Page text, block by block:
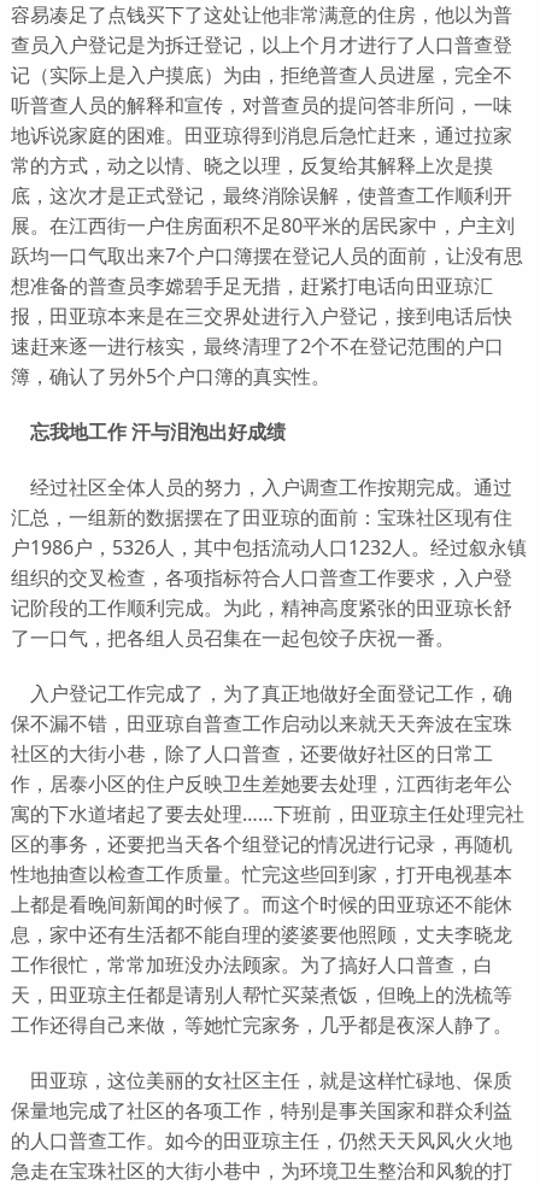
容易凑足了点钱买下了这处让他非常满意的住房，他以为普
查员入户登记是为拆迁登记，以上个月才进行了人口普查登
记（实际上是入户摸底）为由，拒绝普查人员进屋，完全不
听普查人员的解释和宣传，对普查员的提问答非所问，一味
地诉说家庭的困难。田亚琼得到消息后急忙赶来，通过拉家
常的方式，动之以情、晓之以理，反复给其解释上次是摸
底，这次才是正式登记，最终消除误解，使普查工作顺利开
展。在江西街一户住房面积不足80平米的居民家中，户主刘
跃均一口气取出来7个户口簿摆在登记人员的面前，让没有思
想准备的普查员李嫦碧手足无措，赶紧打电话向田亚琼汇
报，田亚琼本来是在三交界处进行入户登记，接到电话后快
速赶来逐一进行核实，最终清理了2个不在登记范围的户口
簿，确认了另外5个户口簿的真实性。
忘我地工作 汗与泪泡出好成绩
经过社区全体人员的努力，入户调查工作按期完成。通过
汇总，一组新的数据摆在了田亚琼的面前：宝珠社区现有住
户1986户，5326人，其中包括流动人口1232人。经过叙永镇
组织的交叉检查，各项指标符合人口普查工作要求，入户登
记阶段的工作顺利完成。为此，精神高度紧张的田亚琼长舒
了一口气，把各组人员召集在一起包饺子庆祝一番。
入户登记工作完成了，为了真正地做好全面登记工作，确
保不漏不错，田亚琼自普查工作启动以来就天天奔波在宝珠
社区的大街小巷，除了人口普查，还要做好社区的日常工
作，居泰小区的住户反映卫生差她要去处理，江西街老年公
寓的下水道堵起了要去处理……下班前，田亚琼主任处理完社
区的事务，还要把当天各个组登记的情况进行记录，再随机
性地抽查以检查工作质量。忙完这些回到家，打开电视基本
上都是看晚间新闻的时候了。而这个时候的田亚琼还不能休
息，家中还有生活都不能自理的婆婆要他照顾，丈夫李晓龙
工作很忙，常常加班没办法顾家。为了搞好人口普查，白
天，田亚琼主任都是请别人帮忙买菜煮饭，但晚上的洗梳等
工作还得自己来做，等她忙完家务，几乎都是夜深人静了。
田亚琼，这位美丽的女社区主任，就是这样忙碌地、保质
保量地完成了社区的各项工作，特别是事关国家和群众利益
的人口普查工作。如今的田亚琼主任，仍然天天风风火火地
急走在宝珠社区的大街小巷中，为环境卫生整治和风貌的打